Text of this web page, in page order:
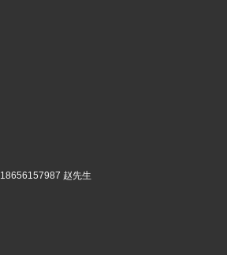
18656157987 赵先生